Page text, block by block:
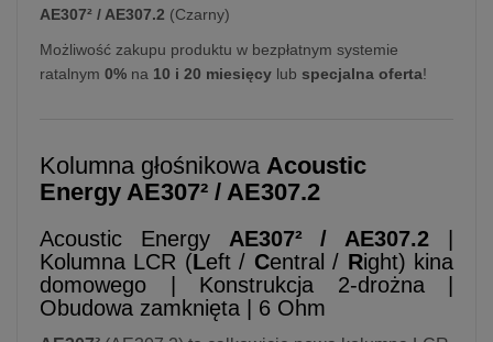
AE307² / AE307.2 (Czarny)
Możliwość zakupu produktu w bezpłatnym systemie
ratalnym 0% na 10 i 20 miesięcy lub specjalna oferta!
Kolumna głośnikowa Acoustic
Energy AE307² / AE307.2
Acoustic Energy AE307² / AE307.2
Kolumna LCR (Left / Central / Right) kina
domowego | Konstrukcja 2-drożna |
Obudowa zamknięta | 6 Ohm